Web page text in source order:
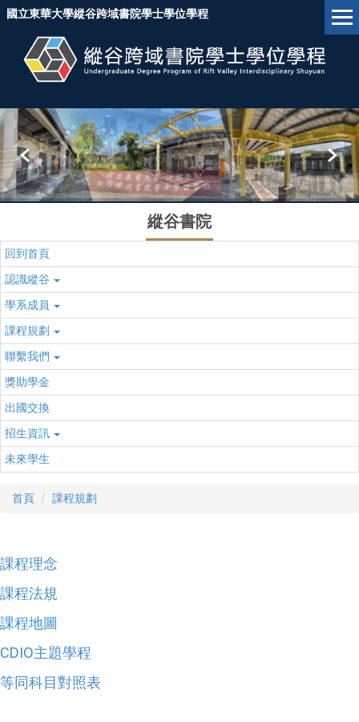
跳
區
塊
國立東華大學縱谷跨域書院學士學位學程
縱谷書院
回到首頁
認識縱谷
學系成員
課程規劃
聯繫我們
獎助學金
出國交換
招生資訊
未來學生
首頁 課程規劃
課程理念
課程法規
課程地圖
CDIO主題學程
等同科目對照表